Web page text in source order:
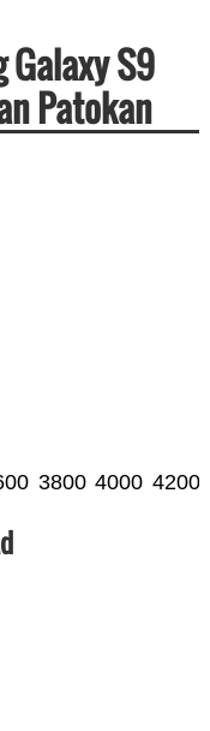
Galaxy S9
Patokan
3800 4000 4200